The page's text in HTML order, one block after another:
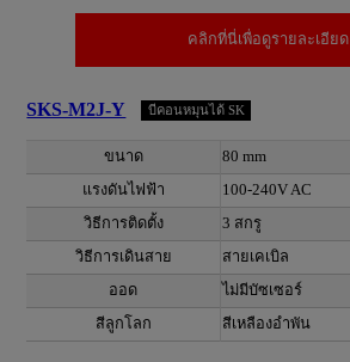
คลิกที่นี่เพื่อดูรายละเอียด
SKS-M2J-Y บีคอนหมุนได้ SK
ขนาด
80 mm
แรงดันไฟฟ้า
100-240V AC
วิธีการติดตั้ง
3 สกรู
วิธีการเดินสาย
สายเคเบิล
ออด
ไม่มีบัซเซอร์
สีลูกโลก
สีเหลืองอำพัน